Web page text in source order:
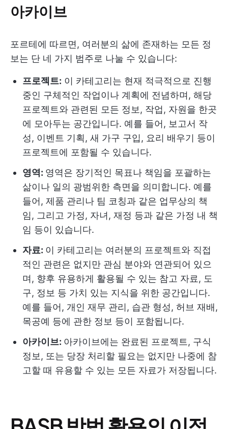
아카이브
포르테에 따르면, 여러분의 삶에 존재하는 모든 정
보는 단 네 가지 범주로 나눌 수 있습니다:
프로젝트: 이 카테고리는 현재 적극적으로 진행
중인 구체적인 작업이나 계획에 전념하며, 해당
프로젝트와 관련된 모든 정보, 작업, 자원을 한곳
에 모아두는 공간입니다. 예를 들어, 보고서 작
성, 이벤트 기획, 새 가구 구입, 요리 배우기 등이
프로젝트에 포함될 수 있습니다.
영역: 영역은 장기적인 목표나 책임을 포괄하는
삶이나 일의 광범위한 측면을 의미합니다. 예를
들어, 제품 관리나 팀 코칭과 같은 업무상의 책
임, 그리고 가정, 자녀, 재정 등과 같은 가정 내 책
임 등이 있습니다.
자료: 이 카테고리는 여러분의 프로젝트와 직접
적인 관련은 없지만 관심 분야와 연관되어 있으
며, 향후 유용하게 활용될 수 있는 참고 자료, 도
구, 정보 등 가치 있는 지식을 위한 공간입니다.
예를 들어, 개인 재무 관리, 습관 형성, 허브 재배,
목공예 등에 관한 정보 등이 포함됩니다.
아카이브: 아카이브에는 완료된 프로젝트, 구식
정보, 또는 당장 처리할 필요는 없지만 나중에 참
고할 때 유용할 수 있는 모든 자료가 저장됩니다.